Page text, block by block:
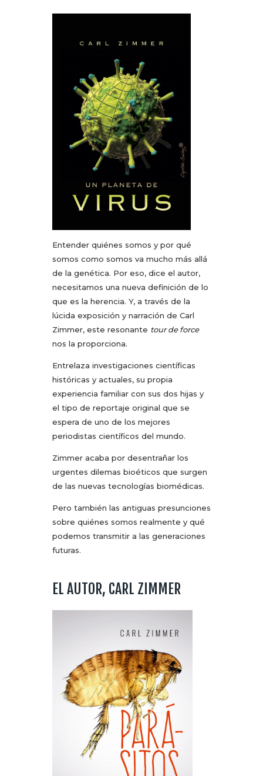
Entender quiénes somos y por qué
somos como somos va mucho más allá
de la genética. Por eso, dice el autor,
necesitamos una nueva definición de lo
que es la herencia. Y, a través de la
lúcida exposición y narración de Carl
Zimmer, este resonante tour de force
nos la proporciona.
Entrelaza investigaciones científicas
históricas y actuales, su propia
experiencia familiar con sus dos hijas y
el tipo de reportaje original que se
espera de uno de los mejores
periodistas científicos del mundo.
Zimmer acaba por desentrañar los
urgentes dilemas bioéticos que surgen
de las nuevas tecnologías biomédicas.
Pero también las antiguas presunciones
sobre quiénes somos realmente y qué
podemos transmitir a las generaciones
futuras.
EL AUTOR, CARL ZIMMER